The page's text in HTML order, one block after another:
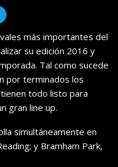
más importantes del
su edición 2016 y
Tal como sucede
por terminados los
todo listo para
gran line up.
simultáneamente en
y Bramham Park,